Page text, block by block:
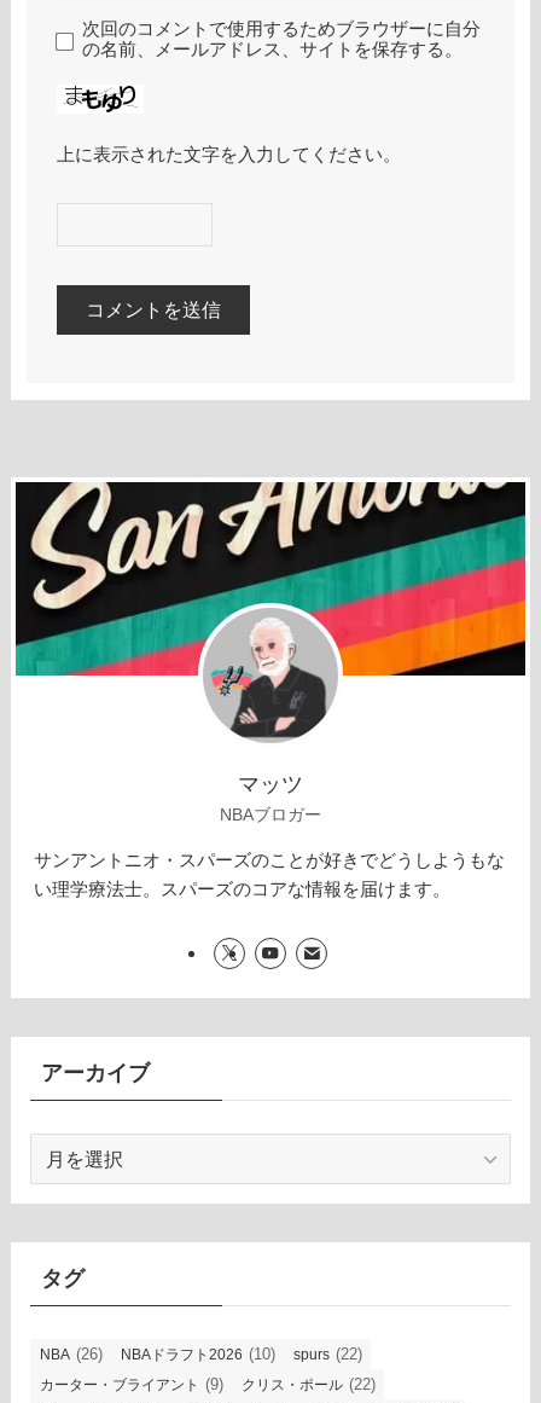
次回のコメントで使用するためブラウザーに自分
の名前、メールアドレス、サイトを保存する。
上に表示された文字を入力してください。
マッツ
NBAブロガー
サンアントニオ・スパーズのことが好きでどうしようもな
い理学療法士。スパーズのコアな情報を届けます。
アーカイブ
カ
イ
タグ
NBA (26) NBAドラフト2026 (10) spurs (22)
カーター・ブライアント (9) クリス・ポール (22)